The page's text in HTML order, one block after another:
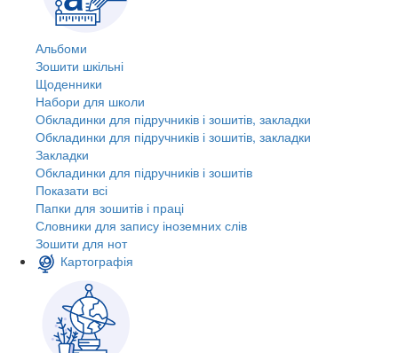
Альбоми
Зошити шкільні
Щоденники
Набори для школи
Обкладинки для підручників і зошитів, закладки
Обкладинки для підручників і зошитів, закладки
Закладки
Обкладинки для підручників і зошитів
Показати всі
Папки для зошитів і праці
Словники для запису іноземних слів
Зошити для нот
Картографія